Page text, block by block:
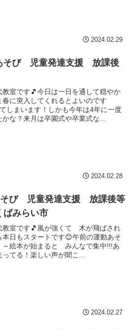
2024.02.29
そび 児童発達支援 放課後
室です🎵今日は一日を通して穏やか
に突入してくれるとよいのです
しまいます！しかも今年は4年に一度
な？来月は卒園式や卒業式な...
2024.02.28
び 児童発達支援 放課後等
みらい市
教室です🎵風が強くて 木が飛ばされ
日もスタートです😊午前の運動あそ
～絵本が始まると みんなで集中!!!あ
てる！楽しい声が聞こ...
2024.02.27